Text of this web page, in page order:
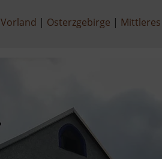
Vorland Osterzgebirge